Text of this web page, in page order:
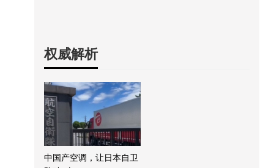
权威解析
中国产空调，让日本自卫